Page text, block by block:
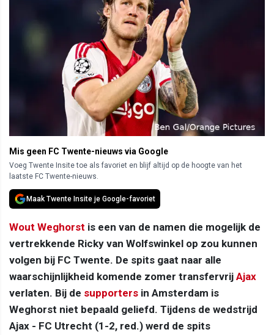
Mis geen FC Twente-nieuws via Google
Voeg Twente Insite toe als favoriet en blijf altijd op de hoogte van het
laatste FC Twente-nieuws.
Maak Twente Insite je Google-favoriet
Wout Weghorst is een van de namen die mogelijk de
vertrekkende Ricky van Wolfswinkel op zou kunnen
volgen bij FC Twente. De spits gaat naar alle
waarschijnlijkheid komende zomer transfervrij Ajax
verlaten. Bij de supporters in Amsterdam is
Weghorst niet bepaald geliefd. Tijdens de wedstrijd
Ajax - FC Utrecht (1-2, red.) werd de spits